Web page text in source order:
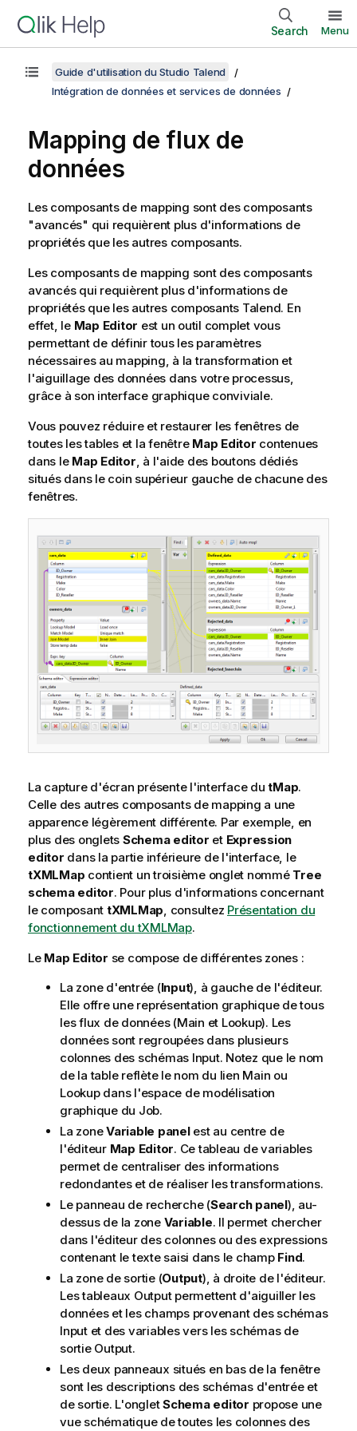
Search Menu
Guide d'utilisation du Studio Talend
Intégration de données et services de données
Mapping de flux de
données
Les composants de mapping sont des composants
"avancés" qui requièrent plus d'informations de
propriétés que les autres composants.
Les composants de mapping sont des composants
avancés qui requièrent plus d'informations de
propriétés que les autres composants Talend. En
effet, le Map Editor est un outil complet vous
permettant de définir tous les paramètres
nécessaires au mapping, à la transformation et
l'aiguillage des données dans votre processus,
grâce à son interface graphique conviviale.
Vous pouvez réduire et restaurer les fenêtres de
toutes les tables et la fenêtre Map Editor contenues
dans le Map Editor, à l'aide des boutons dédiés
situés dans le coin supérieur gauche de chacune des
fenêtres.
La capture d'écran présente l'interface dutMap.
Celle des autres composants de mapping a une
apparence légèrement différente. Par exemple, en
plus des onglets Schema editor et Expression
editor dans la partie inférieure de l'interface, le
tXMLMap contient un troisième onglet nommé Tree
schema editor. Pour plus d'informations concernant
le composant tXMLMap, consultez Présentation du
fonctionnement du tXMLMap.
Le Map Editor se compose de différentes zones :
La zone d'entrée (Input), à gauche de l'éditeur.
Elle offre une représentation graphique de tous
les flux de données (Main et Lookup). Les
données sont regroupées dans plusieurs
colonnes des schémas Input. Notez que le nom
de la table reflète le nom du lien Main ou
Lookup dans l'espace de modélisation
graphique du Job.
La zoneVariable panelest au centre de
l'éditeur Map Editor. Ce tableau de variables
permet de centraliser des informations
redondantes et de réaliser les transformations.
Le panneau de recherche (Search panel), au-
dessus de la zone Variable. Il permet chercher
dans l'éditeur des colonnes ou des expressions
contenant le texte saisi dans le champ Find.
La zone de sortie (Output), à droite de l'éditeur.
Les tableaux Output permettent d'aiguiller les
données et les champs provenant des schémas
Input et des variables vers les schémas de
sortie Output.
Les deux panneaux situés en bas de la fenêtre
sont les descriptions des schémas d'entrée et
de sortie. L'ongletSchema editor propose une
vue schématique de toutes les colonnes des